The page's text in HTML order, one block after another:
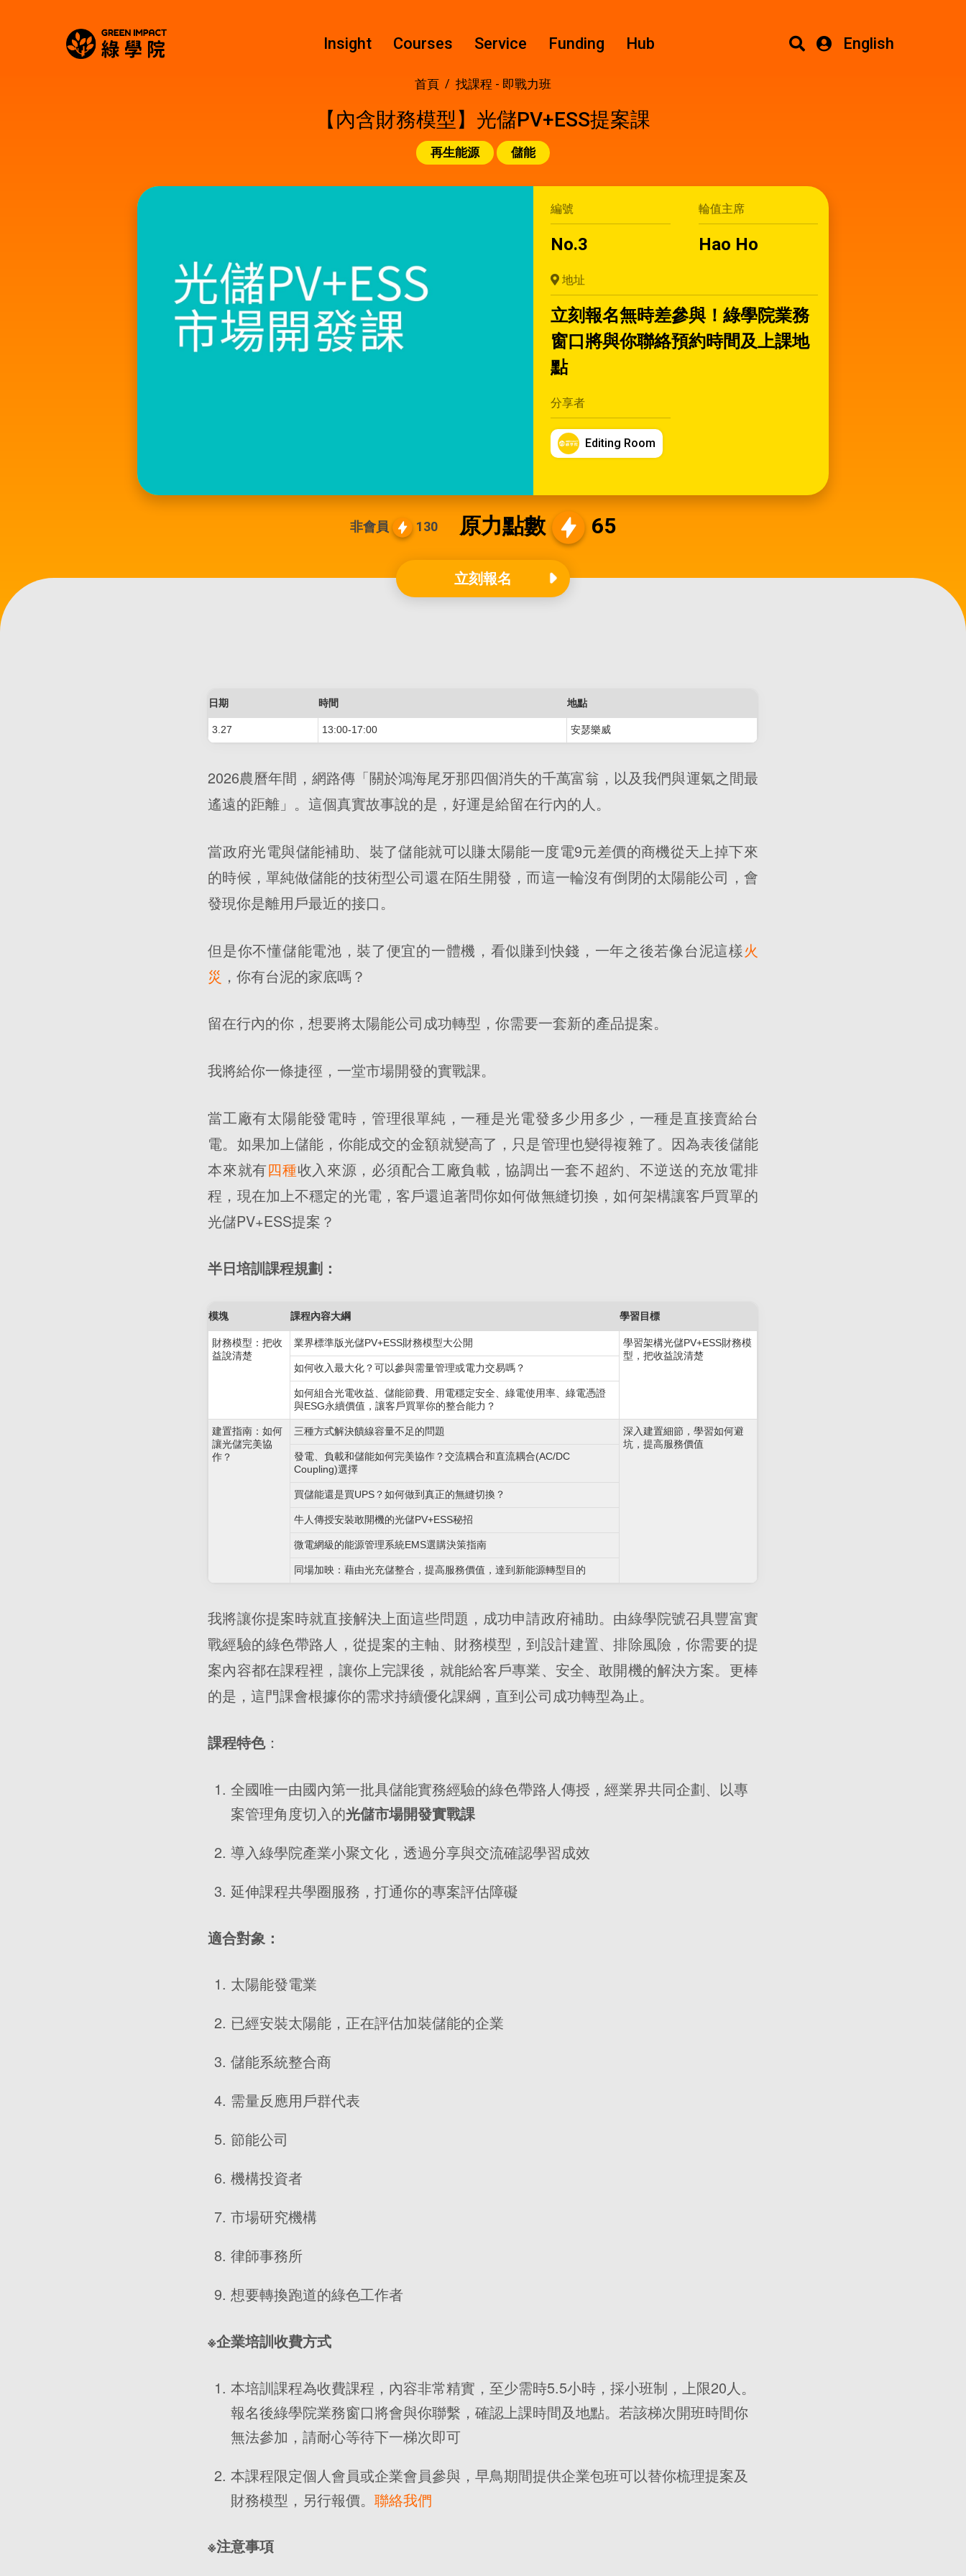
Insight Courses Service Funding Hub English
首頁 找課程 - 即戰力班
【內含財務模型】光儲PV+ESS提案課
再生能源 儲能
編號
No.3
輪值主席
Hao Ho
地址
立刻報名無時差參與！綠學院業務
窗口將與你聯絡預約時間及上課地
點
分享者
Editing Room
非會員 130 原力點數 65
立刻報名
日期 時間 地點
3.27 13:00-17:00 安瑟樂威
2026農曆年間，網路傳「關於鴻海尾牙那四個消失的千萬富翁，以及我們與運氣之間最
遙遠的距離」。這個真實故事說的是，好運是給留在行內的人。
當政府光電與儲能補助、裝了儲能就可以賺太陽能一度電9元差價的商機從天上掉下來
的時候，單純做儲能的技術型公司還在陌生開發，而這一輪沒有倒閉的太陽能公司，會
發現你是離用戶最近的接口。
但是你不懂儲能電池，裝了便宜的一體機，看似賺到快錢，一年之後若像台泥這樣火
災 ，你有台泥的家底嗎？
留在行內的你，想要將太陽能公司成功轉型，你需要一套新的產品提案。
我將給你一條捷徑，一堂市場開發的實戰課。
當工廠有太陽能發電時，管理很單純，一種是光電發多少用多少，一種是直接賣給台
電。如果加上儲能，你能成交的金額就變高了，只是管理也變得複雜了。因為表後儲能
本來就有四種收入來源，必須配合工廠負載，協調出一套不超約、不逆送的充放電排
程，現在加上不穩定的光電，客戶還追著問你如何做無縫切換，如何架構讓客戶買單的
光儲PV+ESS提案？
半日培訓課程規劃：
模塊 課程內容大綱 學習目標
財務模型：把收
益說清楚
業界標準版光儲PV+ESS財務模型大公開
學習架構光儲PV+ESS財務模
型，把收益說清楚
如何收入最大化？可以參與需量管理或電力交易嗎？
如何組合光電收益、儲能節費、用電穩定安全、綠電使用率、綠電憑證
與ESG永續價值，讓客戶買單你的整合能力？
建置指南：如何
讓光儲完美協
作？
三種方式解決饋線容量不足的問題
深入建置細節，學習如何避
坑，提高服務價值
發電、負載和儲能如何完美協作？交流耦合和直流耦合(AC/DC
Coupling)選擇
買儲能還是買UPS？如何做到真正的無縫切換？
牛人傳授安裝敢開機的光儲PV+ESS秘招
微電網級的能源管理系統EMS選購決策指南
同場加映：藉由光充儲整合，提高服務價值，達到新能源轉型目的
我將讓你提案時就直接解決上面這些問題，成功申請政府補助。由綠學院號召具豐富實
戰經驗的綠色帶路人，從提案的主軸、財務模型，到設計建置、排除風險，你需要的提
案內容都在課程裡，讓你上完課後，就能給客戶專業、安全、敢開機的解決方案。更棒
的是，這門課會根據你的需求持續優化課綱，直到公司成功轉型為止。
課程特色：
全國唯一由國內第一批具儲能實務經驗的綠色帶路人傳授，經業界共同企劃、以專
案管理角度切入的光儲市場開發實戰課
導入綠學院產業小聚文化，透過分享與交流確認學習成效
延伸課程共學圈服務，打通你的專案評估障礙
適合對象：
太陽能發電業
已經安裝太陽能，正在評估加裝儲能的企業
儲能系統整合商
需量反應用戶群代表
節能公司
機構投資者
市場研究機構
律師事務所
想要轉換跑道的綠色工作者
※企業培訓收費方式
本培訓課程為收費課程，內容非常精實，至少需時5.5小時，採小班制，上限20人。
報名後綠學院業務窗口將會與你聯繫，確認上課時間及地點。若該梯次開班時間你
無法參加，請耐心等待下一梯次即可
本課程限定個人會員或企業會員參與，早鳥期間提供企業包班可以替你梳理提案及
財務模型，另行報價。聯絡我們
※注意事項